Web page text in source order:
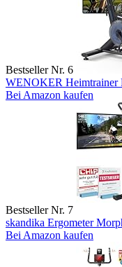
Bestseller Nr. 6
WENOKER Heimtrainer
Bei Amazon kaufen
Bestseller Nr. 7
skandika Ergometer
Bei Amazon kaufen